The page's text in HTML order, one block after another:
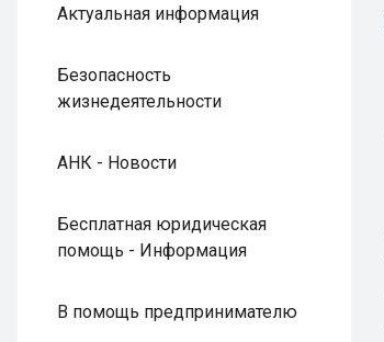
Актуальная информация
Безопасность
жизнедеятельности
АНК - Новости
Бесплатная юридическая
помощь - Информация
В помощь предпринимателю